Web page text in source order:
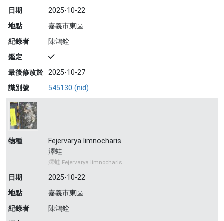
日期
2025-10-22
地點
嘉義市東區
紀錄者
陳鴻銓
鑑定
最後修改於 2025-10-27
識別號
545130 (nid)
物種
Fejervarya limnocharis
澤蛙
澤蛙 Fejervarya limnocharis
日期
2025-10-22
地點
嘉義市東區
紀錄者
陳鴻銓